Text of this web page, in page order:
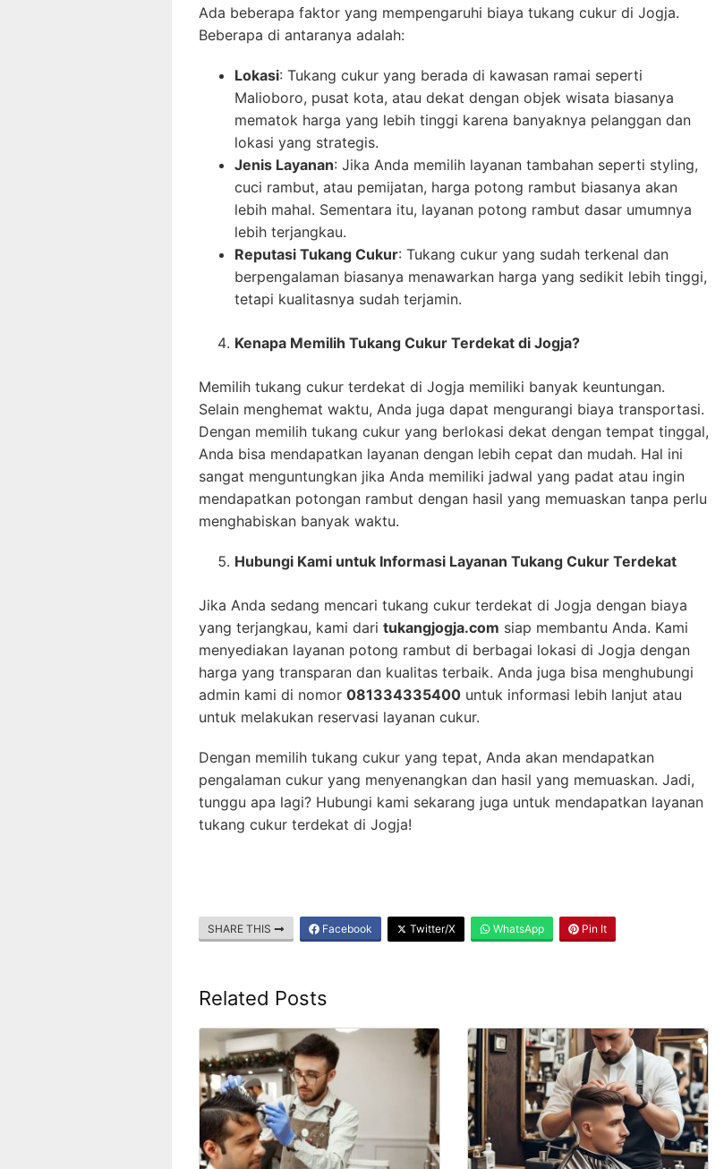
Ada beberapa faktor yang mempengaruhi biaya tukang cukur di Jogja.
Beberapa di antaranya adalah:
Lokasi: Tukang cukur yang berada di kawasan ramai seperti
Malioboro, pusat kota, atau dekat dengan objek wisata biasanya
mematok harga yang lebih tinggi karena banyaknya pelanggan dan
lokasi yang strategis.
Jenis Layanan: Jika Anda memilih layanan tambahan seperti styling,
cuci rambut, atau pemijatan, harga potong rambut biasanya akan
lebih mahal. Sementara itu, layanan potong rambut dasar umumnya
lebih terjangkau.
Reputasi Tukang Cukur: Tukang cukur yang sudah terkenal dan
berpengalaman biasanya menawarkan harga yang sedikit lebih tinggi,
tetapi kualitasnya sudah terjamin.
Kenapa Memilih Tukang Cukur Terdekat di Jogja?
Memilih tukang cukur terdekat di Jogja memiliki banyak keuntungan.
Selain menghemat waktu, Anda juga dapat mengurangi biaya transportasi.
Dengan memilih tukang cukur yang berlokasi dekat dengan tempat tinggal,
Anda bisa mendapatkan layanan dengan lebih cepat dan mudah. Hal ini
sangat menguntungkan jika Anda memiliki jadwal yang padat atau ingin
mendapatkan potongan rambut dengan hasil yang memuaskan tanpa perlu
menghabiskan banyak waktu.
Hubungi Kami untuk Informasi Layanan Tukang Cukur Terdekat
Jika Anda sedang mencari tukang cukur terdekat di Jogja dengan biaya
yang terjangkau, kami dari tukangjogja.com siap membantu Anda. Kami
menyediakan layanan potong rambut di berbagai lokasi di Jogja dengan
harga yang transparan dan kualitas terbaik. Anda juga bisa menghubungi
admin kami di nomor 081334335400 untuk informasi lebih lanjut atau
untuk melakukan reservasi layanan cukur.
Dengan memilih tukang cukur yang tepat, Anda akan mendapatkan
pengalaman cukur yang menyenangkan dan hasil yang memuaskan. Jadi,
tunggu apa lagi? Hubungi kami sekarang juga untuk mendapatkan layanan
tukang cukur terdekat di Jogja!
SHARE THIS Facebook Twitter/X WhatsApp Pin It
Related Posts